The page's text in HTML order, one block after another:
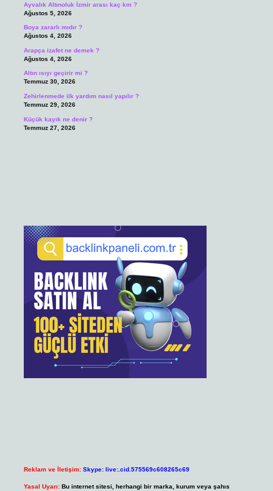
Ayvalık Altınoluk İzmir arası kaç km ?
Ağustos 5, 2026
Boya zararlı mıdır ?
Ağustos 4, 2026
Arapça izafet ne demek ?
Ağustos 4, 2026
Altın ısıyı geçirir mi ?
Temmuz 30, 2026
Zehirlenmede ilk yardım nasıl yapılır ?
Temmuz 29, 2026
Küçük kayık ne denir ?
Temmuz 27, 2026
Reklam ve İletişim: Skype: live:.cid.575569c608265c69
Yasal Uyarı: Bu internet sitesi, herhangi bir marka, kurum veya şahıs